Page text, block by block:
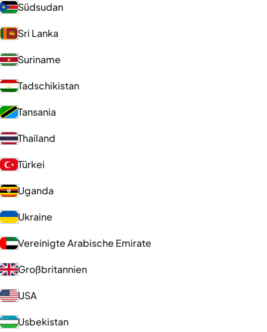
Südsudan
Sri Lanka
Suriname
Tadschikistan
Tansania
Thailand
Türkei
Uganda
Ukraine
Vereinigte Arabische Emirate
Großbritannien
USA
Usbekistan